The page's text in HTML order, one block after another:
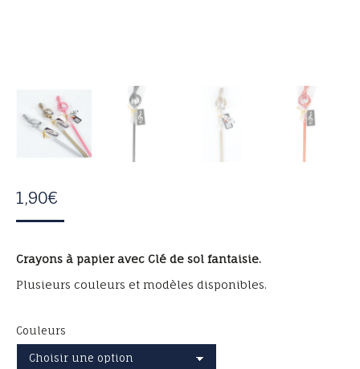
1,90€
Crayons à papier avec Clé de sol fantaisie.
Plusieurs couleurs et modèles disponibles.
Couleurs